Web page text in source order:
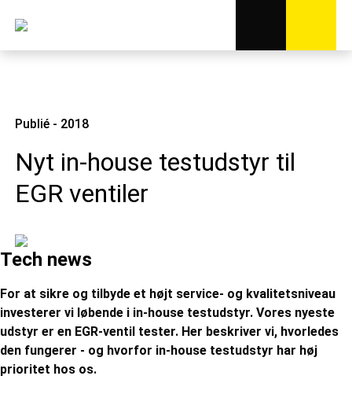
Publié - 2018
Nyt in-house testudstyr til
EGR ventiler
Tech news
For at sikre og tilbyde et højt service- og kvalitetsniveau
investerer vi løbende i in-house testudstyr. Vores nyeste
udstyr er en EGR-ventil tester. Her beskriver vi, hvorledes
den fungerer - og hvorfor in-house testudstyr har høj
prioritet hos os.